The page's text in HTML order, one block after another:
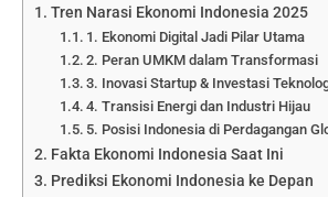
Tren Narasi Ekonomi Indonesia 2025
1. Ekonomi Digital Jadi Pilar Utama
2. Peran UMKM dalam Transformasi
3. Inovasi Startup & Investasi
4. Transisi Energi dan Industri Hijau
5. Posisi Indonesia di Perdagangan
Fakta Ekonomi Indonesia Saat Ini
Prediksi Ekonomi Indonesia ke Depan